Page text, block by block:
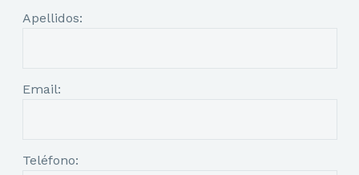
Apellidos:
Email:
Teléfono: